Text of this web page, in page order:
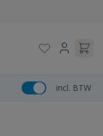
incl. BTW